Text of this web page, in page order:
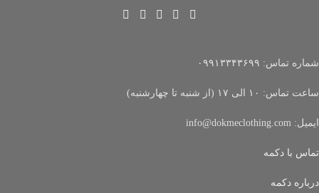
شماره تماس: ۰۹۹۱۳۳۴۳۶۹۹
ساعت تماس: ۱۰ الی ۱۷ (از شنبه تا چهارشنبه)
ایمیل: info@dokmeclothing.com
تماس با دکمه
درباره دکمه